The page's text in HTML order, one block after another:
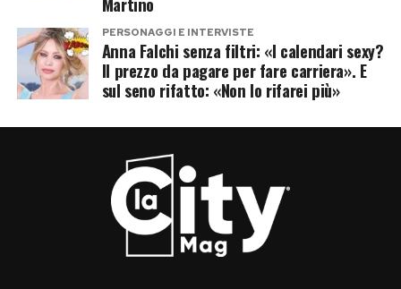
PERSONAGGI E INTERVISTE
Anna Falchi senza filtri: «I calendari sexy?
Il prezzo da pagare per fare carriera». E
sul seno rifatto: «Non lo rifarei più»